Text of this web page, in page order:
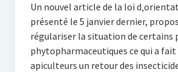
Un nouvel article de la loi
présenté le 5 janvier dernier,
régulariser la situation de certains
phytopharmaceutiques ce qui a fait
apiculteurs un retour des